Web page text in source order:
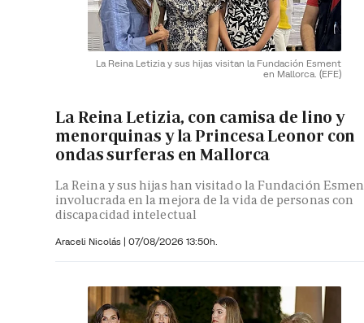
La Reina Letizia y sus hijas visitan la Fundación Esment
en Mallorca. (EFE)
La Reina Letizia, con camisa de lino y
menorquinas y la Princesa Leonor con
ondas surferas en Mallorca
La Reina y sus hijas han visitado la Fundación
involucrada en la mejora de la vida de personas con
discapacidad intelectual
Araceli Nicolás | 07/08/2026 13:50h.